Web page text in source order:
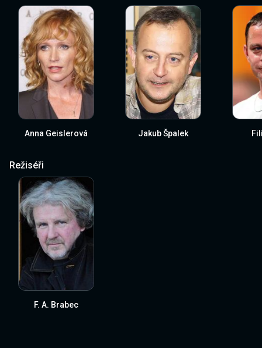
Anna Geislerová Jakub Špalek
Režiséři
F. A. Brabec